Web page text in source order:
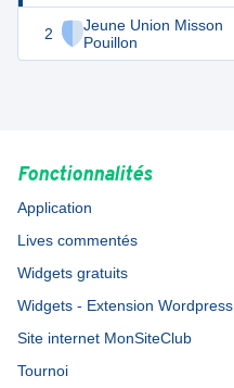
2
Jeune Union Misson
Pouillon
0
Fonctionnalités
Application
Lives commentés
Widgets gratuits
Widgets - Extension Wordpress
Site internet MonSiteClub
Tournoi